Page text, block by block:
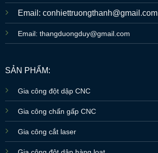
Email: conhiettruongthanh@gmail.com
Email: thangduongduy@gmail.com
SẢN PHẨM:
Gia công đột dập CNC
Gia công chấn gấp CNC
Gia công cắt laser